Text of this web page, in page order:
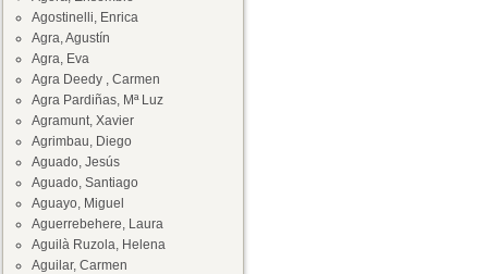
Agostinelli, Enrica
Agra, Agustín
Agra, Eva
Agra Deedy , Carmen
Agra Pardiñas, Mª Luz
Agramunt, Xavier
Agrimbau, Diego
Aguado, Jesús
Aguado, Santiago
Aguayo, Miguel
Aguerrebehere, Laura
Aguilà Ruzola, Helena
Aguilar, Carmen